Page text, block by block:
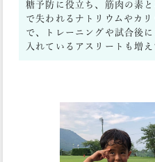
糖予防に役立ち、筋肉の素
で失われるナトリウムやカ
で、トレーニングや試合後
入れているアスリートも増え